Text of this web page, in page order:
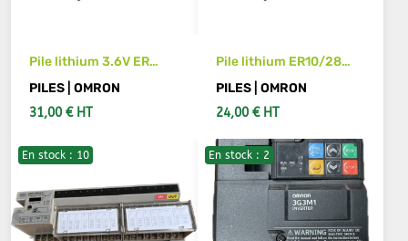
Pile lithium 3.6V ER
17335 + JAE 4 points
pour CN OMRON
PILES | OMRON
31,00 € HT
AJOUTER AU PANIER
Pile lithium ER10/28
E.6V CPM2C-BAT01
pour CN OMRON
PILES | OMRON
24,00 € HT
AJOUTER AU PANIER
En stock : 10 En stock : 2